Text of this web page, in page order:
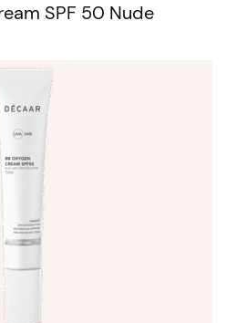
SPF 50 Nude